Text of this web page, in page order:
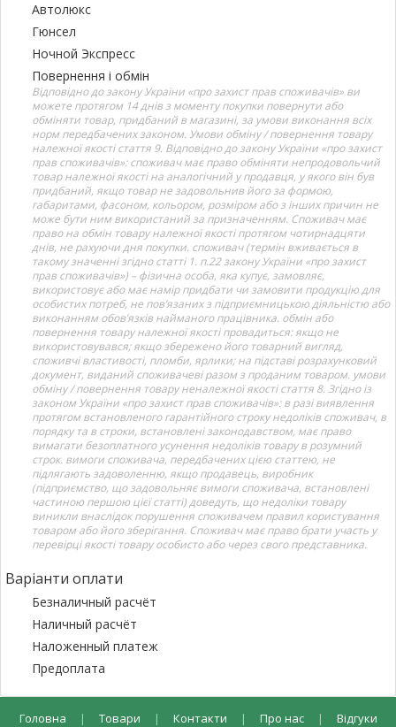
Автолюкс
Гюнсел
Ночной Экспресс
Повернення і обмін
Відповідно до закону України «про захист прав споживачів» ви
можете протягом 14 днів з моменту покупки повернути або
обміняти товар, придбаний в магазині, за умови виконання всіх
норм передбачених законом. Умови обміну / повернення товару
належної якості стаття 9. Відповідно до закону України «про захист
прав споживачів»: споживач має право обміняти непродовольчий
товар належної якості на аналогічний у продавця, у якого він був
придбаний, якщо товар не задовольнив його за формою,
габаритами, фасоном, кольором, розміром або з інших причин не
може бути ним використаний за призначенням. Споживач має
право на обмін товару належної якості протягом чотирнадцяти
днів, не рахуючи дня покупки. споживач (термін вживається в
такому значенні згідно статті 1. п.22 закону України «про захист
прав споживачів») – фізична особа, яка купує, замовляє,
використовує або має намір придбати чи замовити продукцію для
особистих потреб, не пов’язаних з підприємницькою діяльністю або
виконанням обов’язків найманого працівника. обмін або
повернення товару належної якості провадиться: якщо не
використовувався; якщо збережено його товарний вигляд,
споживчі властивості, пломби, ярлики; на підставі розрахунковий
документ, виданий споживачеві разом з проданим товаром. умови
обміну / повернення товару неналежної якості стаття 8. Згідно із
законом України «про захист прав споживачів»: в разі виявлення
протягом встановленого гарантійного строку недоліків споживач, в
порядку та в строки, встановлені законодавством, має право
вимагати безоплатного усунення недоліків товару в розумний
строк. вимоги споживача, передбачених цією статтею, не
підлягають задоволенню, якщо продавець, виробник
(підприємство, що задовольняє вимоги споживача, встановлені
частиною першою цієї статті) доведуть, що недоліки товару
виникли внаслідок порушення споживачем правил користування
товаром або його зберігання. Споживач має право брати участь у
перевірці якості товару особисто або через свого представника.
Варіанти оплати
Безналичный расчёт
Наличный расчёт
Наложенный платеж
Предоплата
Головна | Товари | Контакти | Про нас | Відгуки